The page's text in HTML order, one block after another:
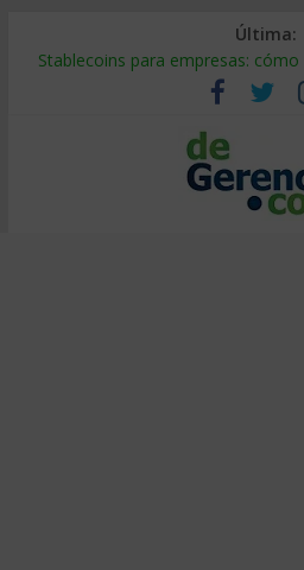
Última:
Stablecoins para empresas:
Despido silencioso: qué es y por
IA en selección de personal:
Trabajo forzoso en la cadena de
Mercado hispano de EE. UU.: